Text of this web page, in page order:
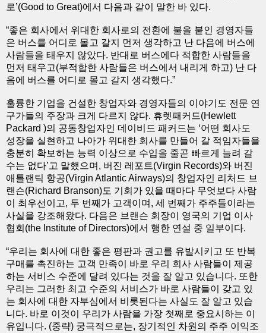
로’(Good to Great)에서 다음과 같이 말한 바 있다.
“좋은 회사에서 위대한 회사로의 전환에 불을 붙인 경영자들
은 버스를 어디로 몰고 갈지 먼저 생각하고 난 다음에 버스에
사람들을 태우지 않았다. 반대로 버스에다 적합한 사람들을
먼저 태우고(부적합한 사람들은 버스에서 내리게 하고) 난 다
음에 버스를 어디로 몰고 갈지 생각했다.”
훌륭한 기업을 건설한 창업자와 경영자들의 이야기도 전문 연
구가들의 주장과 크게 다르지 않다. 휴렛패커드(Hewlett
Packard )의 공동창업자인 데이비드 패커드는 ‘어떤 회사도
성장을 실현하고 나아가 위대한 회사를 만들어 갈 적임자들을
충분히 확보하는 능력 이상으로 수입을 줄곧 빠르게 늘려 갈
수는 없다’고 말했으며, 버진 레포트(Virgin Records)와 버진
애틀랜틱 항공(Virgin Atlantic Airways)의 창업자인 리처드 브
랜슨(Richard Branson)도 기회가 있을 때마다 무엇보다 사람
이 최우선이고, 두 번째가 고객이며, 세 번째가 주주들이라는
사실을 강조해왔다. 다음은 브랜슨 회장이 영국의 기업 이사
협회(the Institute of Directors)에서 행한 연설 중 일부이다.
“우리는 회사에 대한 좋은 평판과 권고를 유발시키고 또 반복
구매를 촉진하는 고객 만족이 바로 우리 회사 사람들이 제공
하는 서비스 수준에 달려 있다는 것을 잘 알고 있습니다. 또한
우리는 그러한 최고 수준의 서비스가 바로 사람들이 갖고 있
는 회사에 대한 자부심에서 비롯된다는 사실도 잘 알고 있습
니다. 바로 이것이 우리가 사람을 가장 첫째로 중요시하는 이
유입니다. (중략) 궁극적으로는, 장기적인 차원의 주주 이익조